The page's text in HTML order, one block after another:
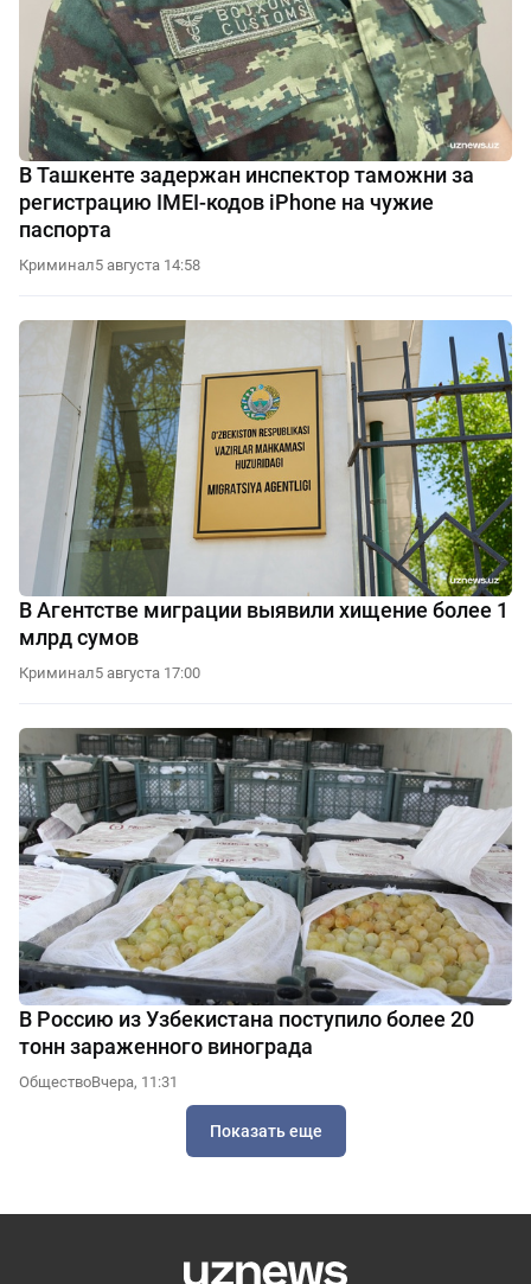
В Ташкенте задержан инспектор таможни за
регистрацию IMEI-кодов iPhone на чужие
паспорта
Криминал5 августа 14:58
В Агентстве миграции выявили хищение более 1
млрд сумов
Криминал5 августа 17:00
В Россию из Узбекистана поступило более 20
тонн зараженного винограда
ОбществоВчера, 11:31
Показать еще